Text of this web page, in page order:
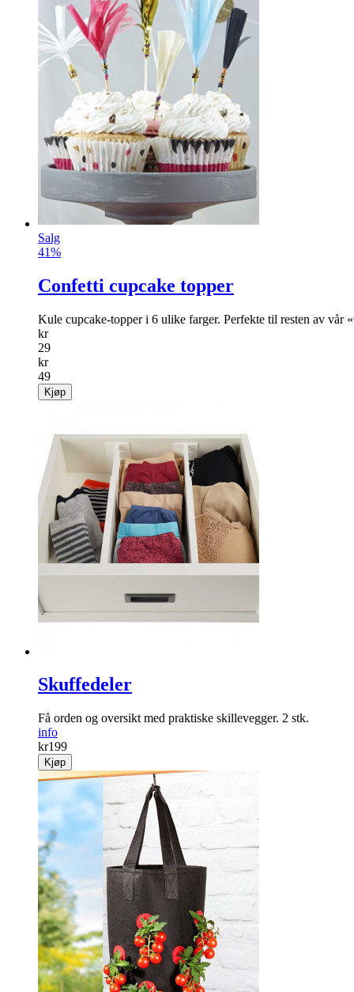
Salg
41%
Confetti cupcake topper
Kule cupcake-topper i 6 ulike farger. Perfekte til resten av vår
kr
29
kr
49
Kjøp
Skuffedeler
Få orden og oversikt med praktiske skille­vegger. 2 stk.
info
kr199
Kjøp